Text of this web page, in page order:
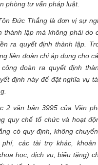
phòng tư vấn pháp luật.
Đức Thắng là đơn vị sự
thành lập mà không phải do
ra quyết định thành lập.
liên đoàn chỉ áp dụng cho
đoàn ra quyết định
định này để đặt nghĩa vụ
2 văn bản 3995 của Văn
quy chế tổ chức và hoạt
có quy định, không
phí, các tài trợ khác,
học, dịch vụ, biếu tặng)